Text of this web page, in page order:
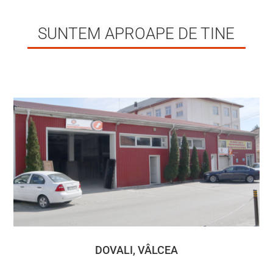
SUNTEM APROAPE DE TINE
DOVALI, VÂLCEA